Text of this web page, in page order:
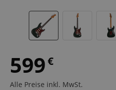
599€
Alle Preise inkl. MwSt.